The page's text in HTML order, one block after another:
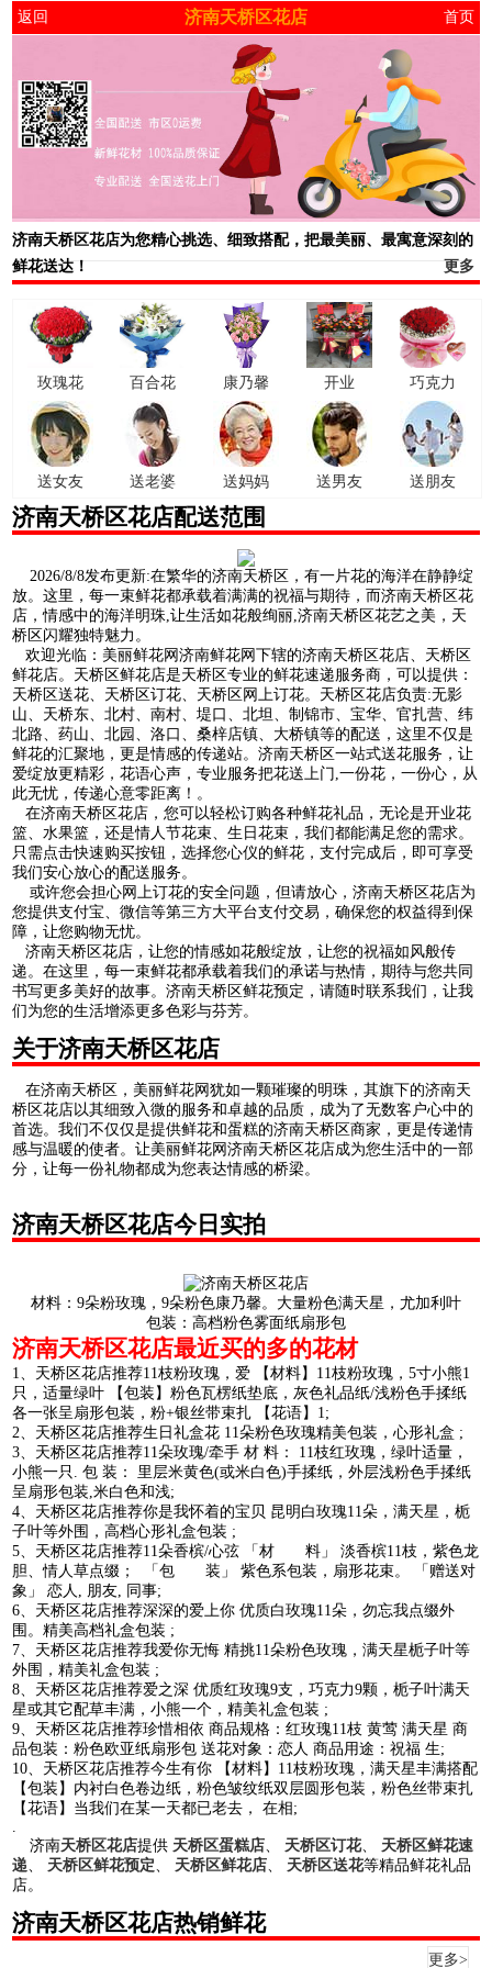
返回 济南天桥区花店 首页
济南天桥区花店为您精心挑选、细致搭配，把最美丽、最寓意深刻的
鲜花送达！
更多
玫瑰花 百合花 康乃馨 开业 巧克力
送女友 送老婆 送妈妈 送男友 送朋友
济南天桥区花店配送范围
2026/8/8发布更新:在繁华的济南天桥区，有一片花的海洋在静静绽
放。这里，每一束鲜花都承载着满满的祝福与期待，而济南天桥区花
店，情感中的海洋明珠,让生活如花般绚丽,济南天桥区花艺之美，天
桥区闪耀独特魅力。
欢迎光临：美丽鲜花网济南鲜花网下辖的济南天桥区花店、天桥区
鲜花店。天桥区鲜花店是天桥区专业的鲜花速递服务商，可以提供：
天桥区送花、天桥区订花、天桥区网上订花。天桥区花店负责:无影
山、天桥东、北村、南村、堤口、北坦、制锦市、宝华、官扎营、纬
北路、药山、北园、洛口、桑梓店镇、大桥镇等的配送，这里不仅是
鲜花的汇聚地，更是情感的传递站。济南天桥区一站式送花服务，让
爱绽放更精彩，花语心声，专业服务把花送上门,一份花，一份心，从
此无忧，传递心意零距离！。
在济南天桥区花店，您可以轻松订购各种鲜花礼品，无论是开业花
篮、水果篮，还是情人节花束、生日花束，我们都能满足您的需求。
只需点击快速购买按钮，选择您心仪的鲜花，支付完成后，即可享受
我们安心放心的配送服务。
或许您会担心网上订花的安全问题，但请放心，济南天桥区花店为
您提供支付宝、微信等第三方大平台支付交易，确保您的权益得到保
障，让您购物无忧。
济南天桥区花店，让您的情感如花般绽放，让您的祝福如风般传
递。在这里，每一束鲜花都承载着我们的承诺与热情，期待与您共同
书写更多美好的故事。济南天桥区鲜花预定，请随时联系我们，让我
们为您的生活增添更多色彩与芬芳。
关于济南天桥区花店
在济南天桥区，美丽鲜花网犹如一颗璀璨的明珠，其旗下的济南天
桥区花店以其细致入微的服务和卓越的品质，成为了无数客户心中的
首选。我们不仅仅是提供鲜花和蛋糕的济南天桥区商家，更是传递情
感与温暖的使者。让美丽鲜花网济南天桥区花店成为您生活中的一部
分，让每一份礼物都成为您表达情感的桥梁。
济南天桥区花店今日实拍
材料：9朵粉玫瑰，9朵粉色康乃馨。大量粉色满天星，尤加利叶
包装：高档粉色雾面纸扇形包
济南天桥区花店最近买的多的花材
1、天桥区花店推荐11枝粉玫瑰，爱 【材料】11枝粉玫瑰，5寸小熊1
只，适量绿叶 【包装】粉色瓦楞纸垫底，灰色礼品纸/浅粉色手揉纸
各一张呈扇形包装，粉+银丝带束扎 【花语】1;
2、天桥区花店推荐生日礼盒花 11朵粉色玫瑰精美包装，心形礼盒 ;
3、天桥区花店推荐11朵玫瑰/牵手 材 料： 11枝红玫瑰，绿叶适量，
小熊一只. 包 装： 里层米黄色(或米白色)手揉纸，外层浅粉色手揉纸
呈扇形包装,米白色和浅;
4、天桥区花店推荐你是我怀着的宝贝 昆明白玫瑰11朵，满天星，栀
子叶等外围，高档心形礼盒包装 ;
5、天桥区花店推荐11朵香槟/心弦 「材 料」 淡香槟11枝，紫色龙
胆、情人草点缀； 「包 装」 紫色系包装，扇形花束。 「赠送对
象」 恋人, 朋友, 同事;
6、天桥区花店推荐深深的爱上你 优质白玫瑰11朵，勿忘我点缀外
围。精美高档礼盒包装 ;
7、天桥区花店推荐我爱你无悔 精挑11朵粉色玫瑰，满天星栀子叶等
外围，精美礼盒包装 ;
8、天桥区花店推荐爱之深 优质红玫瑰9支，巧克力9颗，栀子叶满天
星或其它配草丰满，小熊一个，精美礼盒包装 ;
9、天桥区花店推荐珍惜相依 商品规格：红玫瑰11枝 黄莺 满天星 商
品包装：粉色欧亚纸扇形包 送花对象：恋人 商品用途：祝福 生;
10、天桥区花店推荐今生有你 【材料】11枝粉玫瑰，满天星丰满搭配
【包装】内衬白色卷边纸，粉色皱纹纸双层圆形包装，粉色丝带束扎
【花语】当我们在某一天都已老去， 在相;
.
济南天桥区花店提供 天桥区蛋糕店、 天桥区订花、 天桥区鲜花速
递、 天桥区鲜花预定、 天桥区鲜花店、 天桥区送花等精品鲜花礼品
店。
济南天桥区花店热销鲜花
更多>